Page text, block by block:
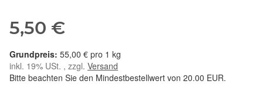
5,50 €
55,00 € pro 1 kg
inkl. 19% USt. , zzgl. Versand
Bitte beachten Sie den Mindestbestellwert von 20.00 EUR.